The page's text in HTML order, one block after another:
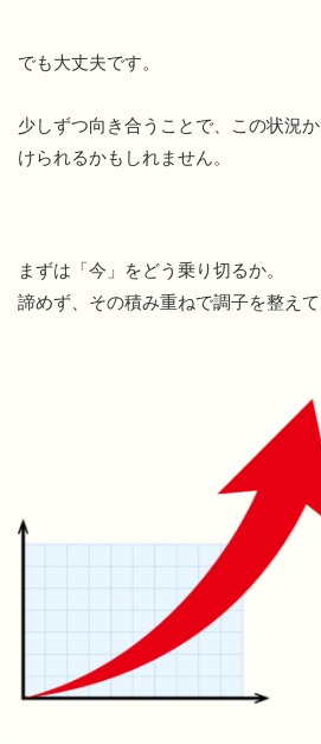
でも大丈夫です。
少しずつ向き合うことで、この状況
けられるかもしれません。
まずは「今」をどう乗り切るか。
諦めず、その積み重ねで調子を整えて